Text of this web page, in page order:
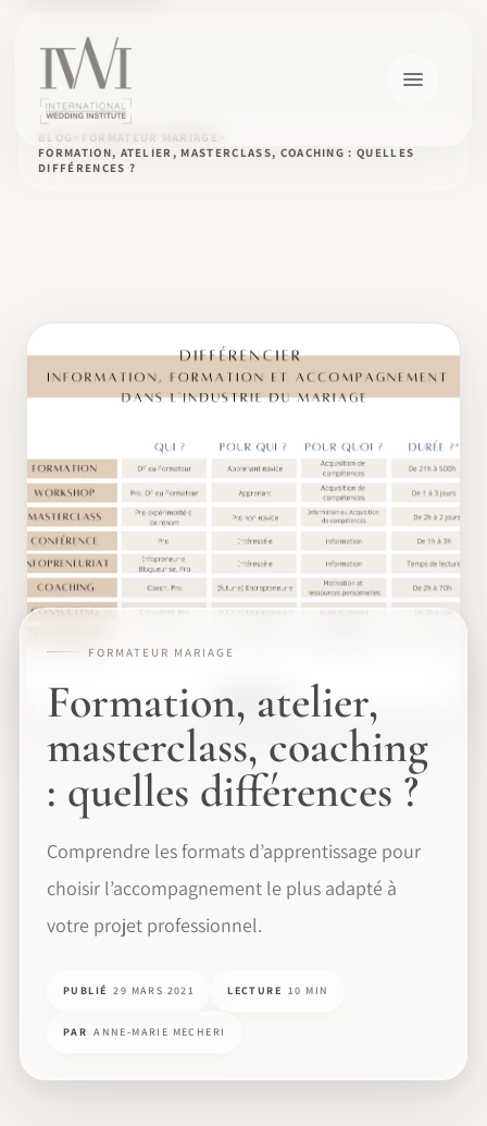
BLOG
FORMATEUR MARIAGE
FORMATION, ATELIER, MASTERCLASS, COACHING : QUELLES
DIFFÉRENCES ?
FORMATEUR MARIAGE
Formation, atelier,
masterclass, coaching
: quelles différences ?
Comprendre les formats d’apprentissage pour
choisir l’accompagnement le plus adapté à
votre projet professionnel.
PUBLIÉ 29 MARS 2021 LECTURE 10 MIN
PAR ANNE-MARIE MECHERI